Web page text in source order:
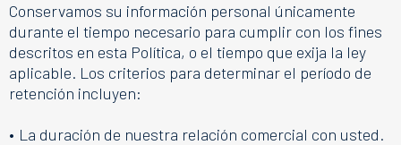
Conservamos su información personal únicamente
durante el tiempo necesario para cumplir con los fines
descritos en esta Política, o el tiempo que exija la ley
aplicable. Los criterios para determinar el período de
retención incluyen:
• La duración de nuestra relación comercial con usted.